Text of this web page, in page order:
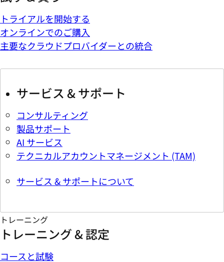
コンサルティング
製品サポート
テクニカルアカウントマネージメント (TAM)
サービス & サポートについて
トレーニング
トレーニング & 認定
認定資格
Red Hat Academy
ラーニングサブスクリプション
トレーニングの詳細